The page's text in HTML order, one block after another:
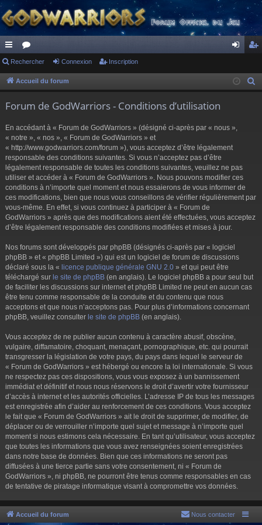
ac
co
s
or
u ne cri
Rechercher Connexion Inscription
Accueil du forum
Forum de GodWarriors - Conditions d’utilisation
En accédant à « Forum de GodWarriors » (désigné ci-après par « nous »,
« notre », « nos », « Forum de GodWarriors » et
« http://www.godwarriors.com/forum »), vous acceptez d’être légalement
responsable des conditions suivantes. Si vous n’acceptez pas d’être
légalement responsable de toutes les conditions suivantes, veuillez ne pas
utiliser et accéder à « Forum de GodWarriors ». Nous pouvons modifier ces
conditions à n’importe quel moment et nous essaierons de vous informer de
ces modifications, bien que nous vous conseillons de vérifier régulièrement par
vous-même. En effet, si vous continuez à participer à « Forum de
GodWarriors » après que des modifications aient été effectuées, vous acceptez
d’être légalement responsable des conditions modifiées et mises à jour.
Nos forums sont développés par phpBB (désignés ci-après par « logiciel
phpBB » et « phpBB Limited ») qui est un logiciel de forum de discussions
déclaré sous la « licence publique générale GNU 2.0 » et qui peut être
téléchargé sur le site de phpBB (en anglais). Le logiciel phpBB a pour seul but
de faciliter les discussions sur internet et phpBB Limited ne peut en aucun cas
être tenu comme responsable de la conduite et du contenu que nous
acceptons et que nous n’acceptons pas. Pour plus d’informations concernant
phpBB, veuillez consulter le site de phpBB (en anglais).
Vous acceptez de ne publier aucun contenu à caractère abusif, obscène,
vulgaire, diffamatoire, choquant, menaçant, pornographique, etc. qui pourrait
transgresser la législation de votre pays, du pays dans lequel le serveur de
« Forum de GodWarriors » est hébergé ou encore la loi internationale. Si vous
ne respectez pas ces dispositions, vous vous exposez à un bannissement
immédiat et définitif et nous nous réservons le droit d’avertir votre fournisseur
d’accès à internet et les autorités officielles. L’adresse IP de tous les messages
est enregistrée afin d’aider au renforcement de ces conditions. Vous acceptez
le fait que « Forum de GodWarriors » ait le droit de supprimer, de modifier, de
déplacer ou de verrouiller n’importe quel sujet et message à n’importe quel
moment si nous estimons cela nécessaire. En tant qu’utilisateur, vous acceptez
que toutes les informations que vous avez renseignées soient enregistrées
dans notre base de données. Bien que ces informations ne seront pas
diffusées à une tierce partie sans votre consentement, ni « Forum de
GodWarriors », ni phpBB, ne pourront être tenus comme responsables en cas
de tentative de piratage informatique visant à compromettre vos données.
Accueil du forum Nous contacter